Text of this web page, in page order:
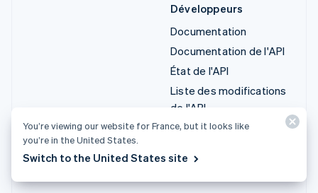
Développeurs
Documentation
Documentation de l'API
État de l'API
Liste des modifications
de l'API
Bibliothèques et SDK
Blog du développeur
You’re viewing our website for France, but it looks like
you’re in the United States.
Switch to the United States site